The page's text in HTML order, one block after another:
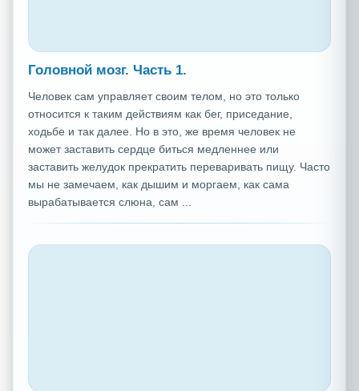
Головной мозг. Часть 1.
Человек сам управляет своим телом, но это только
относится к таким действиям как бег, приседание,
ходьбе и так далее. Но в это, же время человек не
может заставить сердце биться медленнее или
заставить желудок прекратить переваривать пищу. Часто
мы не замечаем, как дышим и моргаем, как сама
вырабатывается слюна, сам ...